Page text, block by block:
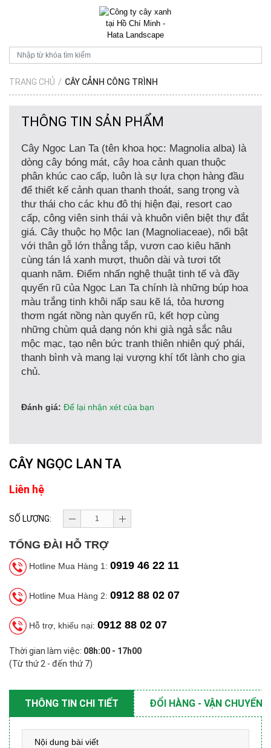
TRANG CHỦ / CÂY CẢNH CÔNG TRÌNH
THÔNG TIN SẢN PHẨM
Cây Ngọc Lan Ta(tên khoa học: Magnolia alba) là
dòng cây bóng mát, cây hoa cảnh quan thuộc
phân khúc cao cấp, luôn là sự lựa chọn hàng đầu
để thiết kế cảnh quan thanh thoát, sang trọng và
thư thái cho các khu đô thị hiện đại, resort cao
cấp, công viên sinh thái và khuôn viên biệt thự đắt
giá. Cây thuộc họ Mộc lan (Magnoliaceae), nổi bật
với thân gỗ lớn thẳng tắp, vươn cao kiêu hãnh
cùng tán lá xanh mượt, thuôn dài và tươi tốt
quanh năm. Điểm nhấn nghệ thuật tinh tế và đầy
quyến rũ của Ngọc Lan Ta chính là những búp hoa
màu trắng tinh khôi nấp sau kẽ lá, tỏa hương
thơm ngát nồng nàn quyến rũ, kết hợp cùng
những chùm quả dạng nón khi già ngả sắc nâu
mộc mạc, tạo nên bức tranh thiên nhiên quý phái,
thanh bình và mang lại vượng khí tốt lành cho gia
chủ.
Đánh giá: Để lại nhận xét của bạn
CÂY NGỌC LAN TA
Liên hệ
SỐ LƯỢNG:
TỔNG ĐÀI HỖ TRỢ
Hotline Mua Hàng 1: 0919 46 22 11
Hotline Mua Hàng 2: 0912 88 02 07
Hỗ trợ, khiếu nại: 0912 88 02 07
Thời gian làm việc: 08h:00 - 17h00
(Từ thứ 2 - đến thứ 7)
THÔNG TIN CHI TIẾT ĐỔI HÀNG - VẬN CHUYỂN
Nội dung bài viết